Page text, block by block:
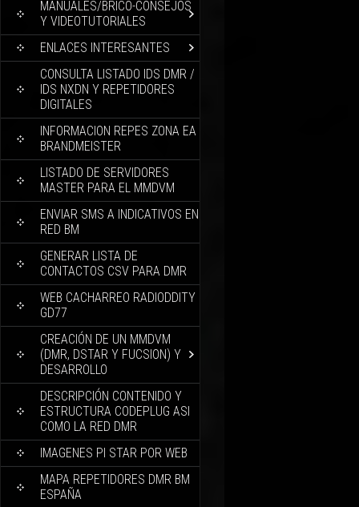
MANUALES/BRICO-CONSEJOS
Y VIDEOTUTORIALES
ENLACES INTERESANTES
CONSULTA LISTADO IDS DMR /
IDS NXDN Y REPETIDORES
DIGITALES
INFORMACION REPES ZONA EA
BRANDMEISTER
LISTADO DE SERVIDORES
MASTER PARA EL MMDVM
ENVIAR SMS A INDICATIVOS EN
RED BM
GENERAR LISTA DE
CONTACTOS CSV PARA DMR
WEB CACHARREO RADIODDITY
GD77
CREACIÓN DE UN MMDVM
(DMR, DSTAR Y FUCSION) Y
DESARROLLO
DESCRIPCIÓN CONTENIDO Y
ESTRUCTURA CODEPLUG ASI
COMO LA RED DMR
IMAGENES PI STAR POR WEB
MAPA REPETIDORES DMR BM
ESPAÑA